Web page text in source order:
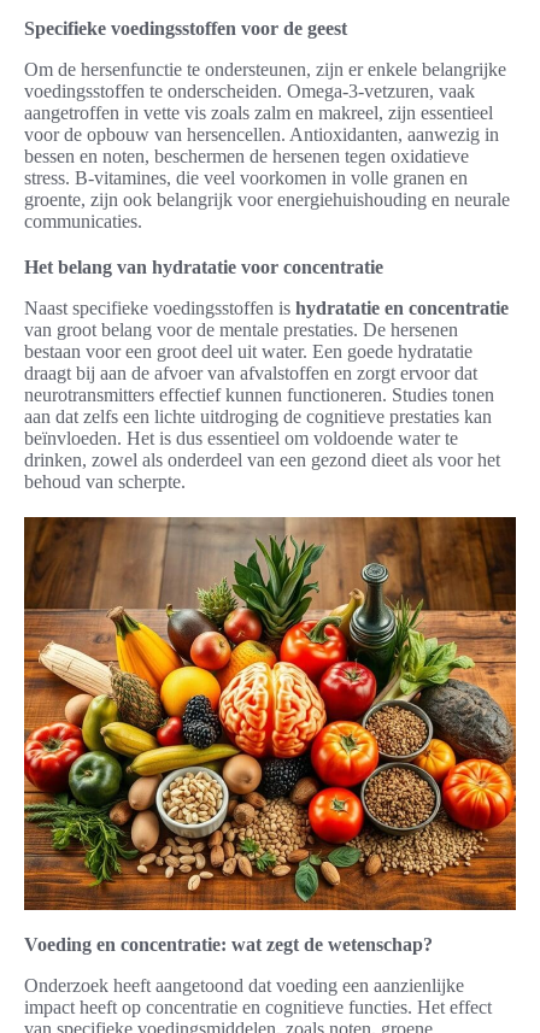
Specifieke voedingsstoffen voor de geest
Om de hersenfunctie te ondersteunen, zijn er enkele belangrijke
voedingsstoffen te onderscheiden. Omega-3-vetzuren, vaak
aangetroffen in vette vis zoals zalm en makreel, zijn essentieel
voor de opbouw van hersencellen. Antioxidanten, aanwezig in
bessen en noten, beschermen de hersenen tegen oxidatieve
stress. B-vitamines, die veel voorkomen in volle granen en
groente, zijn ook belangrijk voor energiehuishouding en neurale
communicaties.
Het belang van hydratatie voor concentratie
Naast specifieke voedingsstoffen is hydratatie en concentratie
van groot belang voor de mentale prestaties. De hersenen
bestaan voor een groot deel uit water. Een goede hydratatie
draagt bij aan de afvoer van afvalstoffen en zorgt ervoor dat
neurotransmitters effectief kunnen functioneren. Studies tonen
aan dat zelfs een lichte uitdroging de cognitieve prestaties kan
beïnvloeden. Het is dus essentieel om voldoende water te
drinken, zowel als onderdeel van een gezond dieet als voor het
behoud van scherpte.
Voeding en concentratie: wat zegt de wetenschap?
Onderzoek heeft aangetoond dat voeding een aanzienlijke
impact heeft op concentratie en cognitieve functies. Het effect